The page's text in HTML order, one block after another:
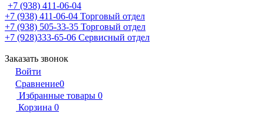
+7 (938) 411-06-04
+7 (938) 411-06-04 Торговый отдел
+7 (938) 505-33-35 Торговый отдел
+7 (928)333-65-06 Сервисный отдел
Заказать звонок
Войти
Сравнение0
Избранные товары 0
Корзина 0